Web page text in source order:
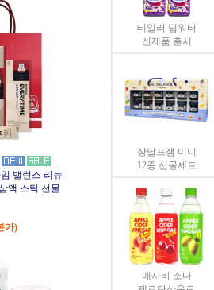
밸런스 리뉴
액 스틱 선물
가)